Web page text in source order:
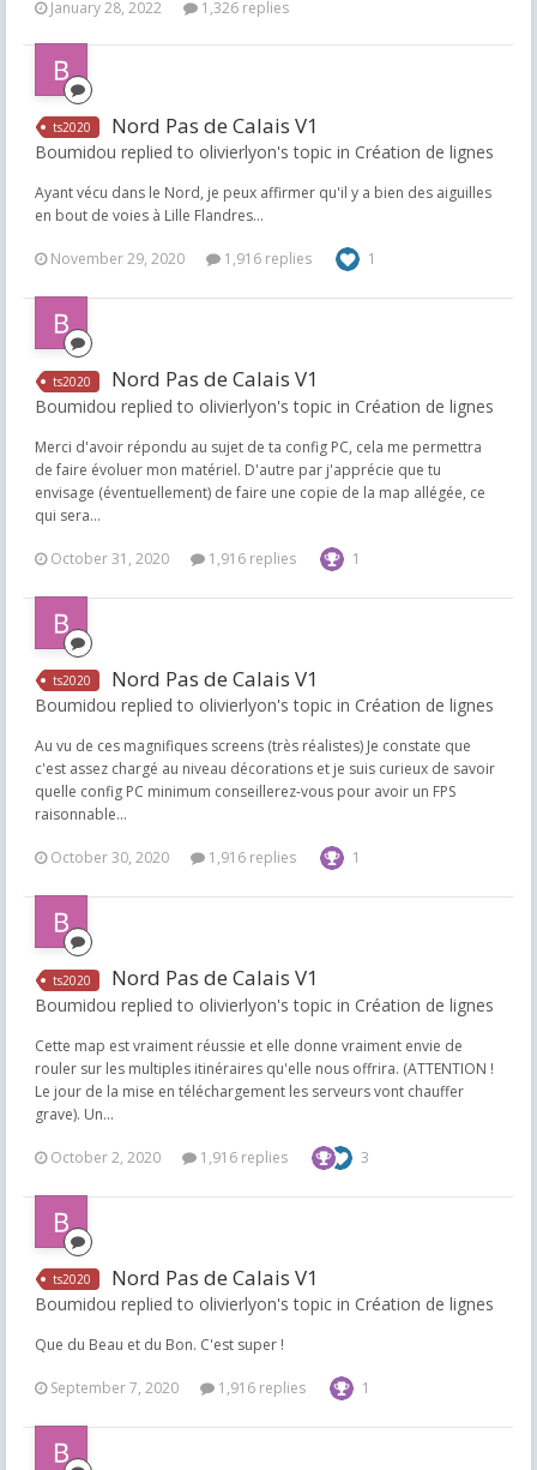
January 28, 2022 1,326 replies
ts2020 Nord Pas de Calais V1
Boumidou replied to olivierlyon's topic in Création de lignes
Ayant vécu dans le Nord, je peux affirmer qu'il y a bien des aiguilles
en bout de voies à Lille Flandres...
November 29, 2020 1,916 replies 1
ts2020 Nord Pas de Calais V1
Boumidou replied to olivierlyon's topic in Création de lignes
Merci d'avoir répondu au sujet de ta config PC, cela me permettra
de faire évoluer mon matériel. D'autre par j'apprécie que tu
envisage (éventuellement) de faire une copie de la map allégée, ce
qui sera...
October 31, 2020 1,916 replies 1
ts2020 Nord Pas de Calais V1
Boumidou replied to olivierlyon's topic in Création de lignes
Au vu de ces magnifiques screens (très réalistes) Je constate que
c'est assez chargé au niveau décorations et je suis curieux de savoir
quelle config PC minimum conseillerez-vous pour avoir un FPS
raisonnable...
October 30, 2020 1,916 replies 1
ts2020 Nord Pas de Calais V1
Boumidou replied to olivierlyon's topic in Création de lignes
Cette map est vraiment réussie et elle donne vraiment envie de
rouler sur les multiples itinéraires qu'elle nous offrira. (ATTENTION !
Le jour de la mise en téléchargement les serveurs vont chauffer
grave). Un...
October 2, 2020 1,916 replies 3
ts2020 Nord Pas de Calais V1
Boumidou replied to olivierlyon's topic in Création de lignes
Que du Beau et du Bon. C'est super !
September 7, 2020 1,916 replies 1